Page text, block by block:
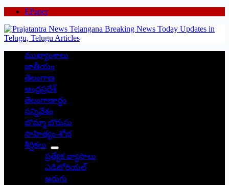
EPaper
ముఖ్యాంశాలు
జాతీయం
తెలంగాణ
ఆంధ్రప్రదేశ్
తెలంగాణార్థం
సన్నివేశం
బొమ్మా బొరుసు
సాహిత్యం-శోభ
శీర్షికలు
ప్రత్యేక వ్యాసాలు
ఎడిటోరియల్
అరుగు